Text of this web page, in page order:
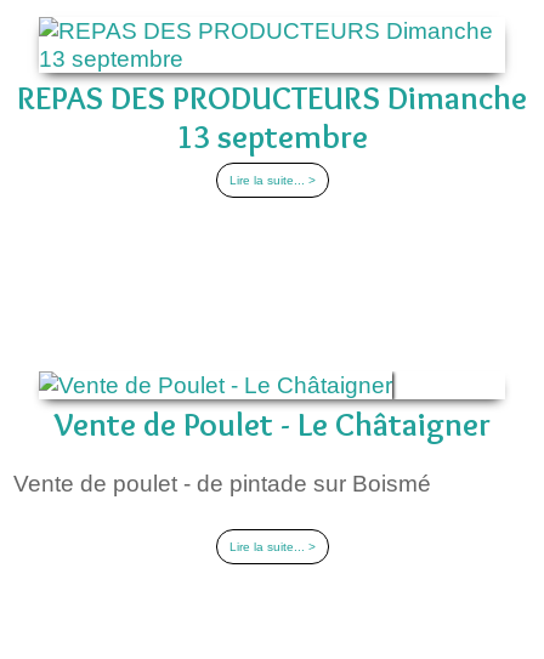
REPAS DES PRODUCTEURS Dimanche
13 septembre
Lire la suite... >
Vente de Poulet - Le Châtaigner
Vente de poulet - de pintade sur Boismé
Lire la suite... >